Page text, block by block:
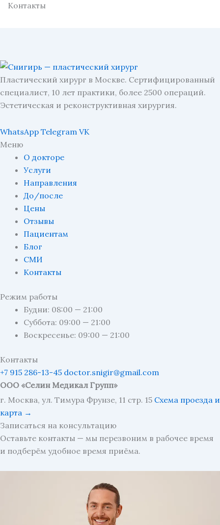
Контакты
Пластический хирург в Москве. Сертифицированный
специалист, 10 лет практики, более 2500 операций.
Эстетическая и реконструктивная хирургия.
WhatsApp Telegram VK
Меню
О докторе
Услуги
Направления
До/после
Цены
Отзывы
Пациентам
Блог
СМИ
Контакты
Режим работы
Будни: 08:00 — 21:00
Суббота: 09:00 — 21:00
Воскресенье: 09:00 — 21:00
Контакты
+7 915 286-13-45 doctor.snigir@gmail.com
ООО «Селин Медикал Групп»
г. Москва, ул. Тимура Фрунзе, 11 стр. 15 Схема проезда и
карта →
Записаться на консультацию
Оставьте контакты — мы перезвоним в рабочее время
и подберём удобное время приёма.